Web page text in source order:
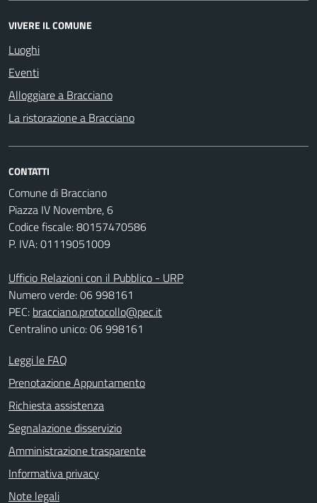
VIVERE IL COMUNE
Luoghi
Eventi
Alloggiare a Bracciano
La ristorazione a Bracciano
CONTATTI
Comune di Bracciano
Piazza IV Novembre, 6
Codice fiscale: 80157470586
P. IVA: 01119051009
Ufficio Relazioni con il Pubblico - URP
Numero verde: 06 998161
PEC: bracciano.protocollo@pec.it
Centralino unico: 06 998161
Leggi le FAQ
Prenotazione Appuntamento
Richiesta assistenza
Segnalazione disservizio
Amministrazione trasparente
Informativa privacy
Note legali